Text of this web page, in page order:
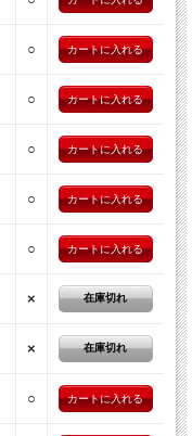
○
○
○
○
○
× 在庫切れ
× 在庫切れ
○